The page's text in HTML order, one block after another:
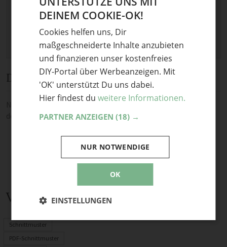
Diskussion
deine Meinung.
Verwandte Themen
Schnittmuster
PDF-Schnittmuster
DEINEM COOKIE-OK!
Cookies helfen uns, Dir
maßgeschneiderte Inhalte anzubieten
und finanzieren unser kostenfreies
DIY-Portal über Werbeanzeigen. Mit
'OK' unterstützt Du uns dabei.
Hier findest du weitere Informationen.
PARTNER ANZEIGEN (18) →
OK
NUR NOTWENDIGE
EINSTELLUNGEN